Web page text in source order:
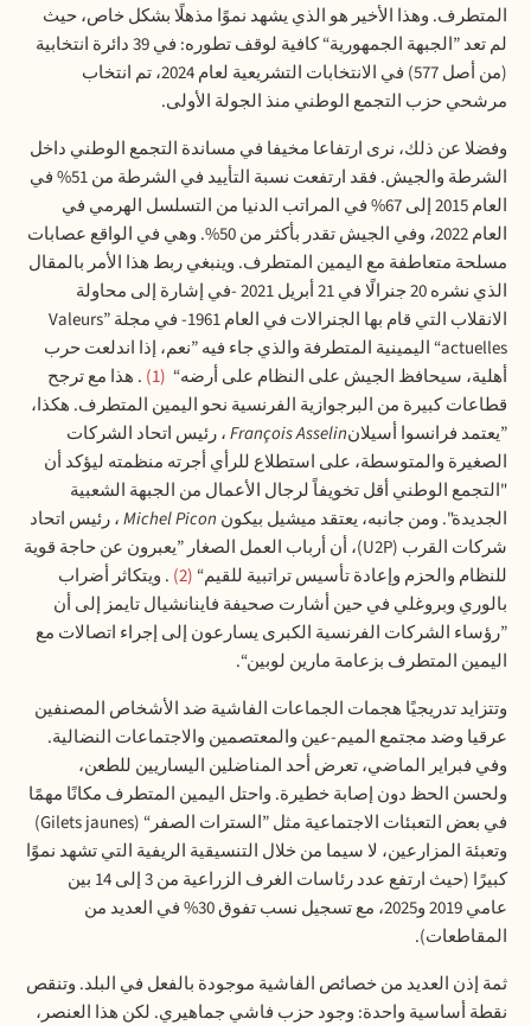
المتطرف. وهذا الأخير هو الذي يشهد نموًا مذهلًا بشكل خاص، حيث
لم تعد ”الجبهة الجمهورية“ كافية لوقف تطوره: في 39 دائرة انتخابية
(من أصل 577) في الانتخابات التشريعية لعام 2024، تم انتخاب
مرشحي حزب التجمع الوطني منذ الجولة الأولى.
وفضلا عن ذلك، نرى ارتفاعا مخيفا في مساندة التجمع الوطني داخل
الشرطة والجيش. فقد ارتفعت نسبة التأييد في الشرطة من 51% في
العام 2015 إلى 67% في المراتب الدنيا من التسلسل الهرمي في
العام 2022، وفي الجيش تقدر بأكثر من 50%. وهي في الواقع عصابات
مسلحة متعاطفة مع اليمين المتطرف. وينبغي ربط هذا الأمر بالمقال
الذي نشره 20 جنرالًا في 21 أبريل 2021 -في إشارة إلى محاولة
الانقلاب التي قام بها الجنرالات في العام 1961- في مجلة
”Valeurs
actuelles“ اليمينية المتطرفة والذي جاء فيه ”نعم، إذا اندلعت حرب
أهلية، سيحافظ الجيش على النظام على أرضه“ 1 . هذا مع ترجح
قطاعات كبيرة من البرجوازية الفرنسية نحو اليمين المتطرف. هكذا،
”يعتمد فرانسوا أسيلانFrançois Asselin، رئيس اتحاد الشركات
الصغيرة والمتوسطة، على استطلاع للرأي أجرته منظمته ليؤكد أن
"التجمع الوطني أقل تخويفاً لرجال الأعمال من الجبهة الشعبية
الجديدة". ومن جانبه، يعتقد ميشيل بيكون Michel Picon، رئيس اتحاد
شركات القرب (U2P)
، أن أرباب العمل الصغار ”يعبرون عن حاجة قوية
للنظام والحزم وإعادة تأسيس تراتبية للقيم“ 2 . ويتكاثر أضراب
بالوري وبروغلي في حين أشارت صحيفة فاينانشيال تايمز إلى أن
”رؤساء الشركات الفرنسية الكبرى يسارعون إلى إجراء اتصالات مع
اليمين المتطرف بزعامة مارين لوبين“.
وتتزايد تدريجيًا هجمات الجماعات الفاشية ضد الأشخاص المصنفين
عرقيا وضد مجتمع الميم-عين والمعتصمين والاجتماعات النضالية.
وفي فبراير الماضي، تعرض أحد المناضلين اليساريين للطعن،
ولحسن الحظ دون إصابة خطيرة. واحتل اليمين المتطرف مكانًا مهمًا
في بعض التعبئات الاجتماعية مثل ”السترات الصفر“ (Gilets jaunes)
وتعبئة المزارعين، لا سيما من خلال التنسيقية الريفية التي تشهد نموًا
كبيرًا (حيث ارتفع عدد رئاسات الغرف الزراعية من 3 إلى 14 بين
عامي 2019 و2025، مع تسجيل نسب تفوق 30% في العديد من
المقاطعات).
ثمة إذن العديد من خصائص الفاشية موجودة بالفعل في البلد. وتنقص
نقطة أساسية واحدة: وجود حزب فاشي جماهيري. لكن هذا العنصر،